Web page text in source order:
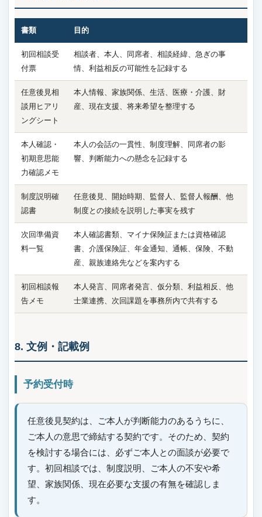
書類 目的
初回相談受
付票
相談者、本人、同席者、相談経緯、急ぎの事
情、利益相反の可能性を記録する
任意後見相
談用ヒアリ
ングシート
本人情報、家族関係、生活、医療・介護、財
産、現在支援、将来希望を整理する
本人確認・
初期意思能
力確認メモ
本人の会話の一貫性、制度理解、同席者の影
響、判断能力への懸念を記録する
制度説明確
認書
任意後見、開始時期、監督人、監督人報酬、他
制度との接続を説明した事実を残す
次回準備資
料一覧
本人確認書類、マイナ保険証または資格確認
書、介護保険証、年金通知、通帳、保険、不動
産、親族連絡先などを案内する
初回相談報
告メモ
本人発言、同席者発言、仮分類、利益相反、他
士業連携、次回課題を事務所内で共有する
8. 文例・記載例
予約受付時
任意後見契約は、ご本人が判断能力のあるうちに、
ご本人の意思で締結する契約です。そのため、契約
を検討する場合には、必ずご本人との面談が必要で
す。初回相談では、制度説明、ご本人の不安や希
望、家族関係、現在必要な支援の有無を確認しま
す。